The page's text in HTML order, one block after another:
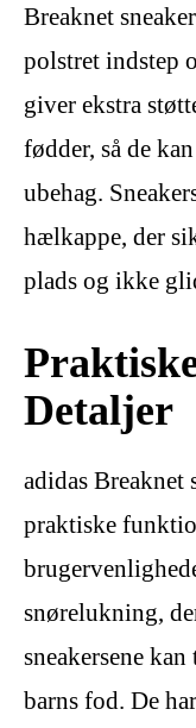
Breaknet
polstret indstep
giver ekstra
fødder, så de
ubehag.
hælkappe, der
plads og ikke
Detaljer
adidas Breaknet
praktiske
snørelukning,
sneakersene
barns fod. De